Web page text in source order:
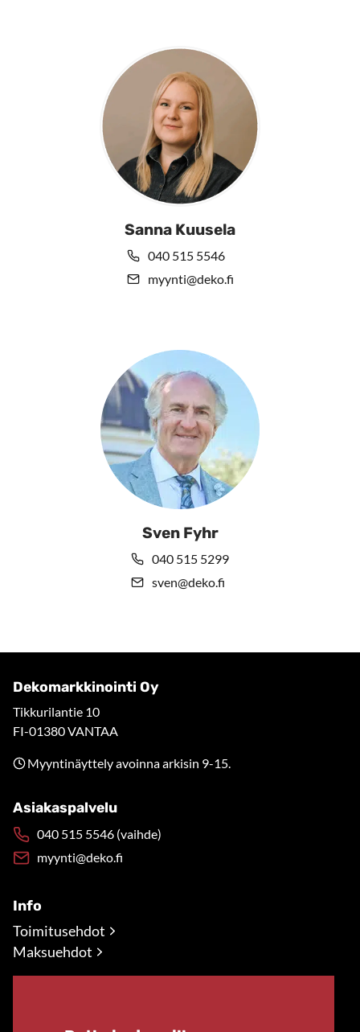
Sanna Kuusela
040 515 5546
myynti@deko.fi
Sven Fyhr
040 515 5299
sven@deko.fi
Dekomarkkinointi Oy
Tikkurilantie 10
FI-01380 VANTAA
Myyntinäyttely avoinna arkisin 9-15.
Asiakaspalvelu
040 515 5546 (vaihde)
myynti@deko.fi
Info
Toimitusehdot
Maksuehdot